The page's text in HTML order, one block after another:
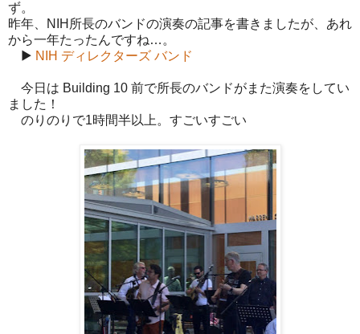
ず。
昨年、NIH所長のバンドの演奏の記事を書きましたが、あれ
から一年たったんですね…。
▶ NIH ディレクターズ バンド
今日は Building 10 前で所長のバンドがまた演奏をしてい
ました！
のりのりで1時間半以上。すごいすごい